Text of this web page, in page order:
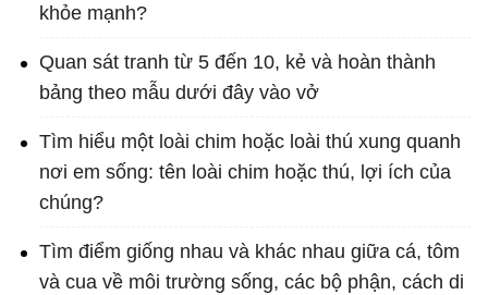
khỏe mạnh?
Quan sát tranh từ 5 đến 10, kẻ và hoàn thành
bảng theo mẫu dưới đây vào vở
Tìm hiểu một loài chim hoặc loài thú xung quanh
nơi em sống: tên loài chim hoặc thú, lợi ích của
chúng?
Tìm điểm giống nhau và khác nhau giữa cá, tôm
và cua về môi trường sống, các bộ phận, cách di